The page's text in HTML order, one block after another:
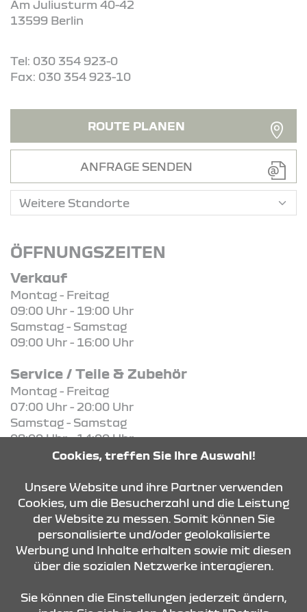
Am Juliusturm 40-42
13599 Berlin
Tel: 030 354 923-0
Fax: 030 354 923-10
ROUTE PLANEN
ANFRAGE SENDEN
ÖFFNUNGSZEITEN
Verkauf
Montag - Freitag
09:00 Uhr - 19:00 Uhr
Samstag - Samstag
09:00 Uhr - 16:00 Uhr
Service / Teile & Zubehör
Montag - Freitag
07:00 Uhr - 20:00 Uhr
Samstag - Samstag
08:00 Uhr - 14:00 Uhr
KONTAKT & ANFAHRT
ÖFFNUNGSZEITEN
STANDORTE
Cookies, treffen Sie Ihre Auswahl!
Unsere Website und ihre Partner verwenden
Cookies, um die Besucherzahl und die Leistung
der Website zu messen. Somit können Sie
personalisierte und/oder geolokalisierte
Werbung und Inhalte erhalten sowie mit diesen
über die sozialen Netzwerke interagieren.
Sie können die Einstellungen jederzeit ändern,